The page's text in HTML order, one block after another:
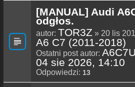
[MANUAL] Audi
odgłos.
autor: TOR3Z » 20 lis
A6 C7 (2011-2018)
Ostatni post autor:
04 sie 2026, 14:10
Odpowiedzi: 13